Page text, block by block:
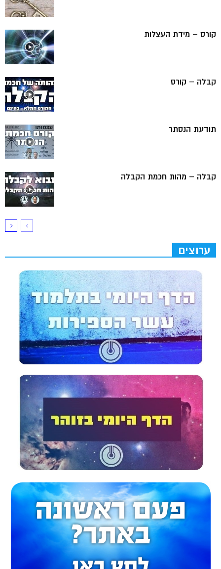
קורס – מידת העצלות
קבלה – קורס
תודעת הנסתר
קבלה – מהות חכמת הקבלה
ערוצים